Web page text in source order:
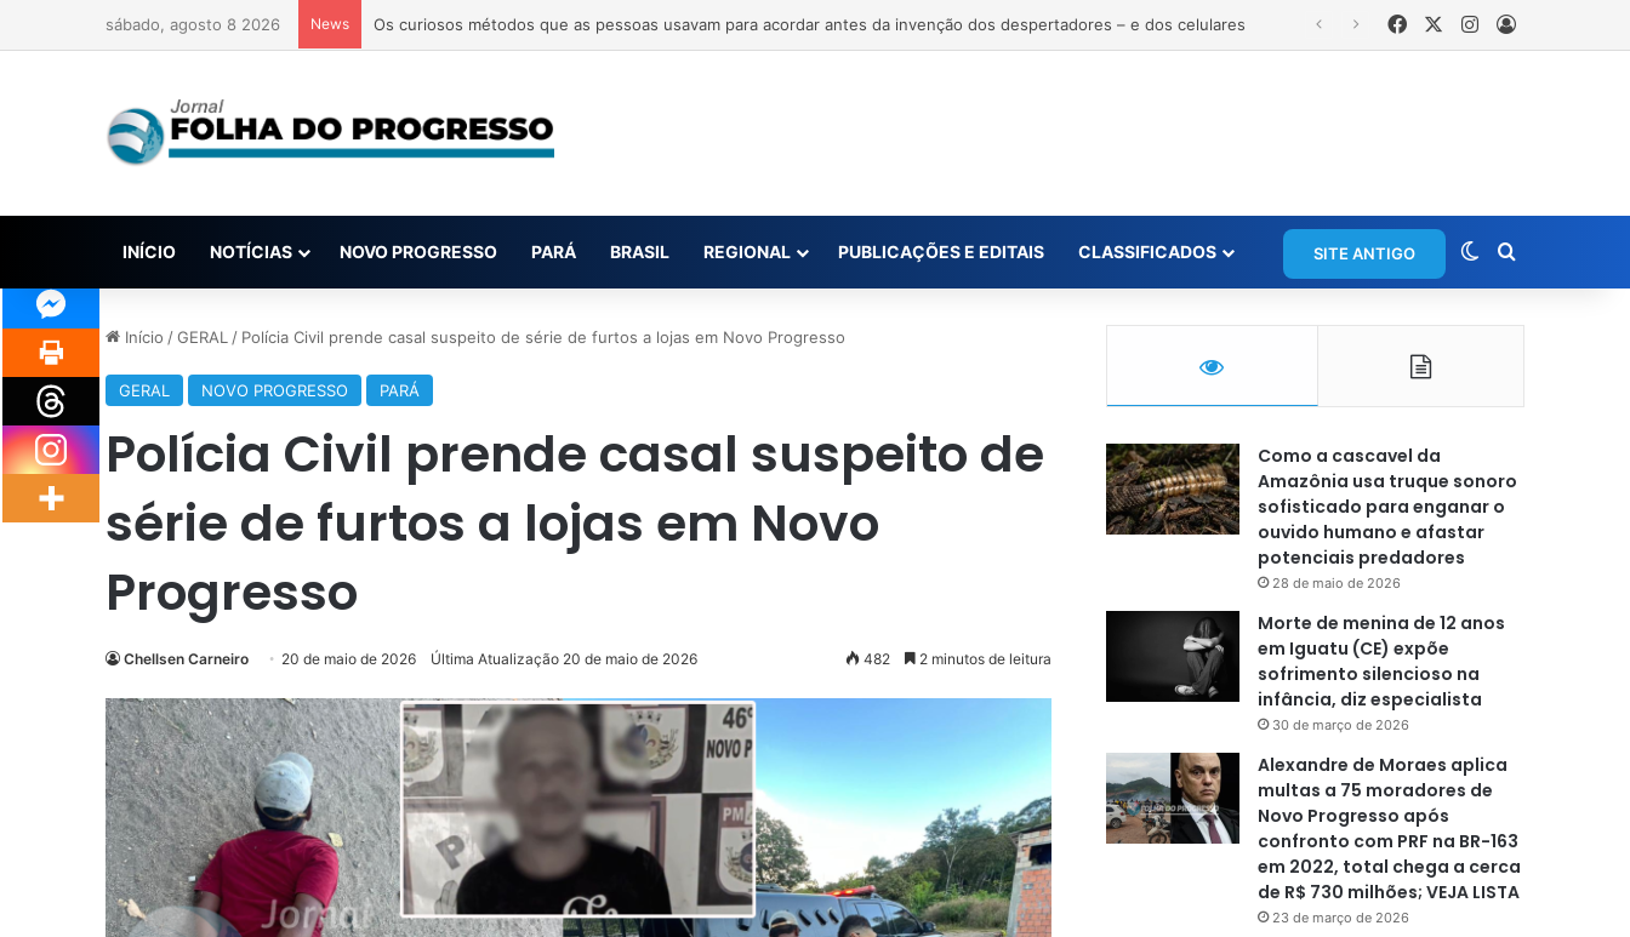
sábado, agosto 8 2026 News Sobe para 9 número de mortos em tiroteio em escola na Tailândia FacebookInstagram
INÍCIO NOTÍCIAS NOVO PROGRESSO PARÁ BRASIL REGIONAL PUBLICAÇÕES E EDITAIS CLASSIFICADOS SITE ANTIGO Switch skin
Início /GERAL / Polícia Civil prende casal suspeito de série de furtos a lojas em Novo Progresso
GERAL NOVO PROGRESSO PARÁ
Polícia Civil prende casal suspeito de
série de furtos a lojas em Novo
Progresso
Chellsen Carneiro 20 de maio de 2026 Última Atualização 20 de maio de 2026 482 2 minutos de leitura
Como a cascavel da
Amazônia usa truque sonoro
sofisticado para enganar o
ouvido humano e afastar
potenciais predadores
28 de maio de 2026
Morte de menina de 12 anos
em Iguatu (CE) expõe
sofrimento silencioso na
infância, diz especialista
30 de março de 2026
Alexandre de Moraes aplica
multas a 75 moradores de
Novo Progresso após
confronto com PRF na BR-163
em 2022, total chega a cerca
de R$ 730 milhões; VEJA LISTA
23 de março de 2026